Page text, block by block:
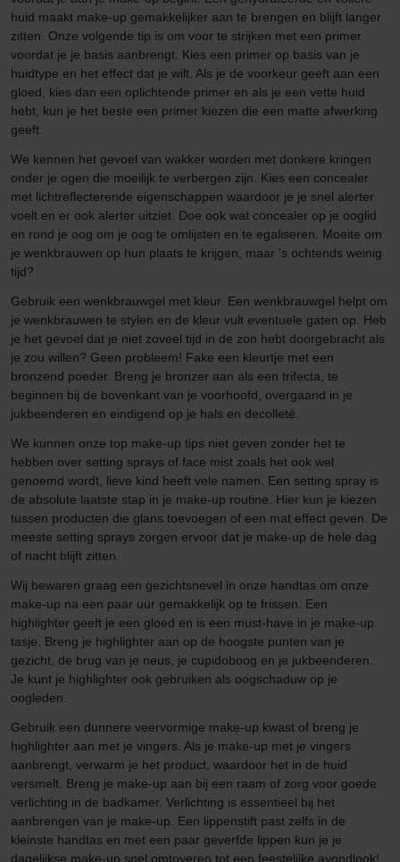
huid maakt make-up gemakkelijker aan te brengen en blijft langer
zitten. Onze volgende tip is om voor te strijken met een primer
voordat je je basis aanbrengt. Kies een primer op basis van je
huidtype en het effect dat je wilt. Als je de voorkeur geeft aan een
gloed, kies dan een oplichtende primer en als je een vette huid
hebt, kun je het beste een primer kiezen die een matte afwerking
geeft.
We kennen het gevoel van wakker worden met donkere kringen
onder je ogen die moeilijk te verbergen zijn. Kies een concealer
met lichtreflecterende eigenschappen waardoor je je snel alerter
voelt en er ook alerter uitziet. Doe ook wat concealer op je ooglid
en rond je oog om je oog te omlijsten en te egaliseren. Moeite om
je wenkbrauwen op hun plaats te krijgen, maar 's ochtends weinig
tijd?
Gebruik een wenkbrauwgel met kleur. Een wenkbrauwgel helpt om
je wenkbrauwen te stylen en de kleur vult eventuele gaten op. Heb
je het gevoel dat je niet zoveel tijd in de zon hebt doorgebracht als
je zou willen? Geen probleem! Fake een kleurtje met een
bronzend poeder. Breng je bronzer aan als een trifecta, te
beginnen bij de bovenkant van je voorhoofd, overgaand in je
jukbeenderen en eindigend op je hals en decolleté.
We kunnen onze top make-up tips niet geven zonder het te
hebben over setting sprays of face mist zoals het ook wel
genoemd wordt, lieve kind heeft vele namen. Een setting spray is
de absolute laatste stap in je make-up routine. Hier kun je kiezen
tussen producten die glans toevoegen of een mat effect geven. De
meeste setting sprays zorgen ervoor dat je make-up de hele dag
of nacht blijft zitten.
Wij bewaren graag een gezichtsnevel in onze handtas om onze
make-up na een paar uur gemakkelijk op te frissen. Een
highlighter geeft je een gloed en is een must-have in je make-up
tasje. Breng je highlighter aan op de hoogste punten van je
gezicht, de brug van je neus, je cupidoboog en je jukbeenderen.
Je kunt je highlighter ook gebruiken als oogschaduw op je
oogleden.
Gebruik een dunnere veervormige make-up kwast of breng je
highlighter aan met je vingers. Als je make-up met je vingers
aanbrengt, verwarm je het product, waardoor het in de huid
versmelt. Breng je make-up aan bij een raam of zorg voor goede
verlichting in de badkamer. Verlichting is essentieel bij het
aanbrengen van je make-up. Een lippenstift past zelfs in de
kleinste handtas en met een paar geverfde lippen kun je je
dagelijkse make-up snel omtoveren tot een feestelijke avondlook!